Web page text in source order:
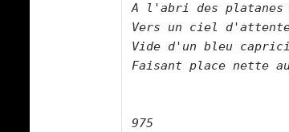
A l'abri des
Vers un ciel
Vide d'un bleu
Faisant place
975